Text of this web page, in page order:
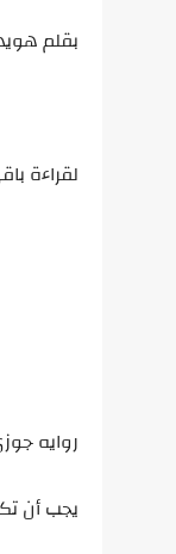
بقلم
لقراءة
روايه
يجب أن تكتب 5 تعليقات اولًا كي